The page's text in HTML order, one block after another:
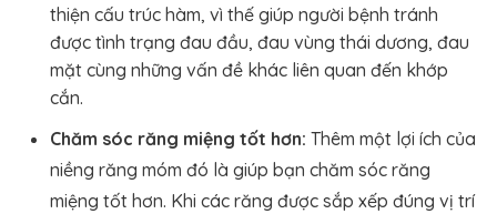
thiện cấu trúc hàm, vì thế giúp người bệnh tránh
được tình trạng đau đầu, đau vùng thái dương, đau
mặt cùng những vấn đề khác liên quan đến khớp
cắn.
Chăm sóc răng miệng tốt hơn: Thêm một lợi ích của
niềng răng móm đó là giúp bạn chăm sóc răng
miệng tốt hơn. Khi các răng được sắp xếp đúng vị trí